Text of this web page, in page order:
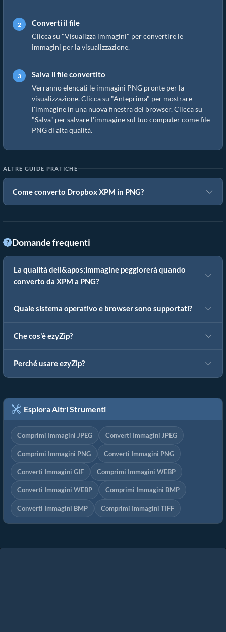
Converti il file
Clicca su "Visualizza immagini" per convertire le
immagini per la visualizzazione.
Salva il file convertito
Verranno elencati le immagini PNG pronte per la
visualizzazione. Clicca su "Anteprima" per mostrare
l'immagine in una nuova finestra del browser. Clicca su
"Salva" per salvare l'immagine sul tuo computer come file
PNG di alta qualità.
ALTRE GUIDE PRATICHE
Come converto Dropbox XPM in PNG?
Domande frequenti
La qualità dell&apos;immagine peggiorerà quando
converto da XPM a PNG?
Quale sistema operativo e browser sono supportati?
Che cos'è ezyZip?
Perché usare ezyZip?
Esplora Altri Strumenti
Comprimi Immagini JPEG Converti Immagini JPEG
Comprimi Immagini PNG Converti Immagini PNG
Converti Immagini GIF Comprimi Immagini WEBP
Converti Immagini WEBP Comprimi Immagini BMP
Converti Immagini BMP Comprimi Immagini TIFF